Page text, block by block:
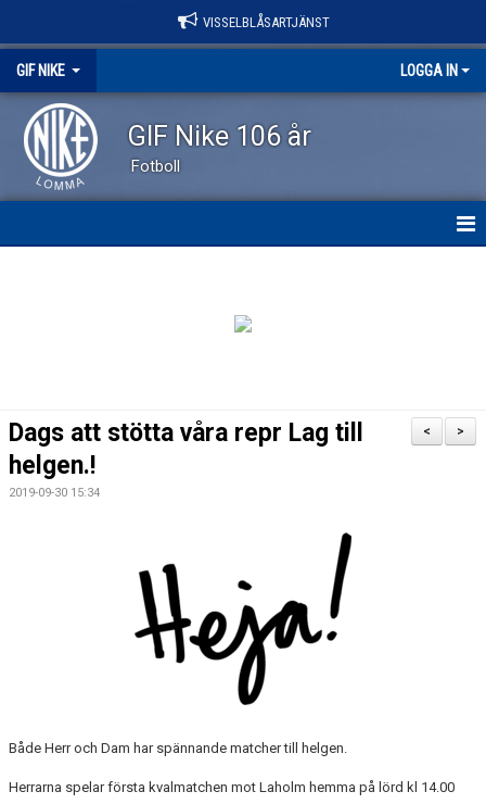
VISSELBLÅSARTJÄNST
GIF NIKE LOGGA IN
GIF Nike 106 år
Fotboll
EVENEMANG
BOKA VEO & SMARTCAM
KONTAKT
>
<
Dags att stötta våra repr Lag till
helgen.!
2019-09-30 15:34
Både Herr och Dam har spännande matcher till helgen.
Herrarna spelar första kvalmatchen mot Laholm hemma på lörd kl 14.00